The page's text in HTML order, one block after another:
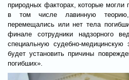
природных факторах, которые могли
в том числе лавинную
перемещались или нет тела
финале сотрудники надзорного
специальную судебно-медицинскую
будет установить причины
погибших».